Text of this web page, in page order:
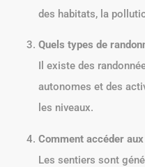
des habitats, la
Quels types de
Il existe des
autonomes et des
les niveaux.
Comment accéder
Les sentiers sont